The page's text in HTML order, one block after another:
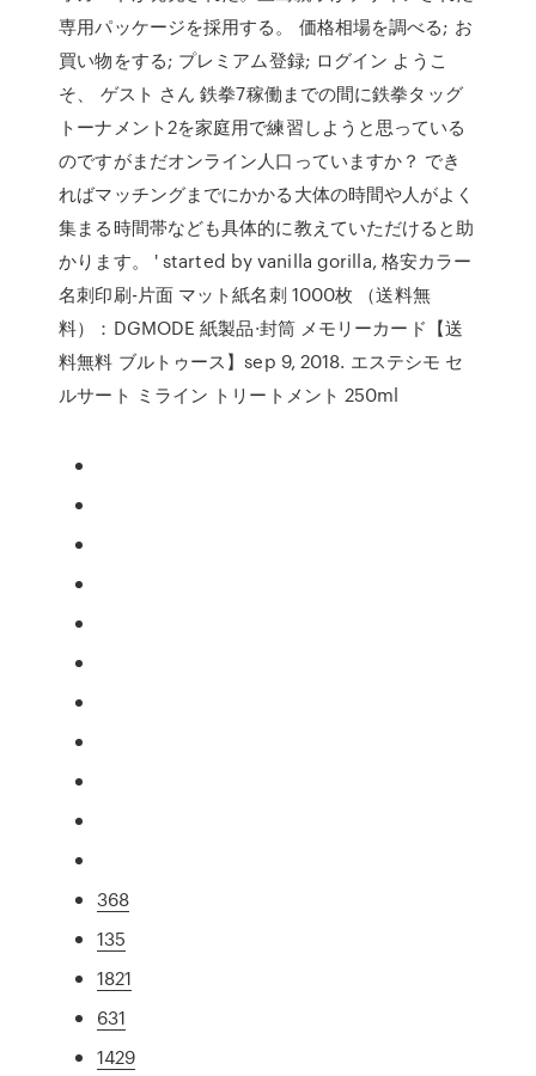
専用パッケージを採用する。 価格相場を調べる; お
買い物をする; プレミアム登録; ログイン ようこ
そ、 ゲスト さん 鉄拳7稼働までの間に鉄拳タッグ
トーナメント2を家庭用で練習しようと思っている
のですがまだオンライン人口っていますか？ でき
ればマッチングまでにかかる大体の時間や人がよく
集まる時間帯なども具体的に教えていただけると助
かります。 ' started by vanilla gorilla, 格安カラー
名刺印刷-片面 マット紙名刺 1000枚 （送料無
料）：DGMODE 紙製品·封筒 メモリーカード【送
料無料 ブルトゥース】sep 9, 2018. エステシモ セ
ルサート ミライン トリートメント 250ml
368
135
1821
631
1429